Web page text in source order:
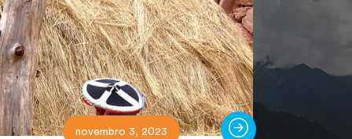
novembro 3, 2023